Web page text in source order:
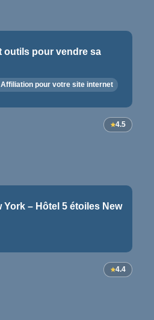
outils pour vendre sa
pour votre site internet
4.5
York – Hôtel 5 étoiles New
4.4